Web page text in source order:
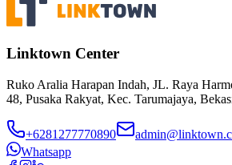
Linktown Center
Ruko Aralia Harapan Indah, JL. Raya
48, Pusaka Rakyat, Kec. Tarumajaya,
+6281277770890
Whatsapp